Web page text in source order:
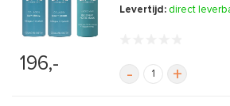
196,-
Levertijd: direct
- +